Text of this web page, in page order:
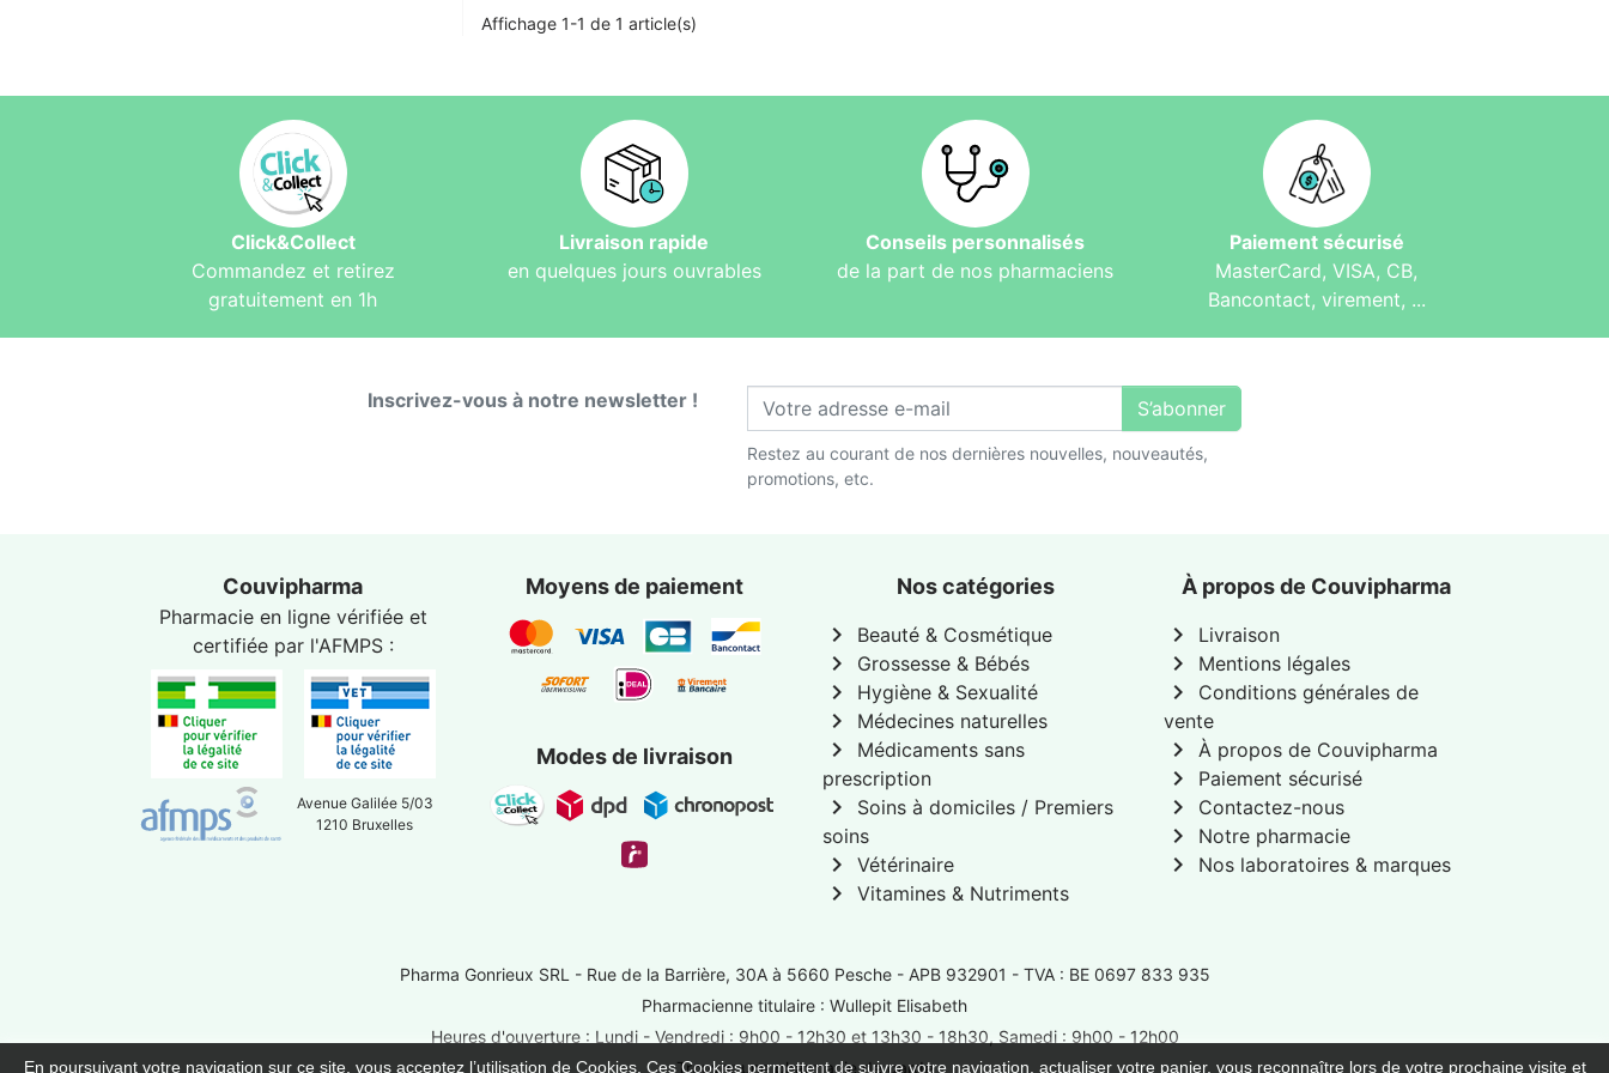
Affichage 1-1 de 1 article(s)
Click&Collect
Commandez et retirez
gratuitement en 1h
Livraison rapide
en quelques jours ouvrables
Conseils personnalisés
de la part de nos pharmaciens
Paiement sécurisé
MasterCard, VISA, CB,
Bancontact, virement, ...
Inscrivez-vous à notre newsletter ! S’abonner
Restez au courant de nos dernières nouvelles, nouveautés,
promotions, etc.
Couvipharma
Pharmacie en ligne vérifiée et
certifiée par l'AFMPS:
Avenue Galilée 5/03
1210 Bruxelles
Moyens de paiement
Modes de livraison
Nos catégories
chevron_right Beauté & Cosmétique
chevron_right Grossesse & Bébés
chevron_right Hygiène & Sexualité
chevron_right Médecines naturelles
chevron_right
Médicaments sans
prescription
chevron_right
Soins à domiciles / Premiers
soins
chevron_right Vétérinaire
chevron_right Vitamines & Nutriments
À propos de Couvipharma
chevron_right Livraison
chevron_right Mentions légales
chevron_right
Conditions générales de
vente
chevron_right À propos de Couvipharma
chevron_right Paiement sécurisé
chevron_right Contactez-nous
chevron_right Notre pharmacie
chevron_right Nos laboratoires & marques
En poursuivant votre navigation sur ce site, vous acceptez l’utilisation de Cookies. Ces Cookies permettent de suivre votre navigation, actualiser votre panier, vous reconnaître lors de votre prochaine visite et
Pharma Gonrieux SRL - Rue de la Barrière, 30A à 5660 Pesche- APB 932901 - TVA : BE 0697 833 935
Pharmacienne titulaire : Wullepit Elisabeth
Heures d'ouverture : Lundi - Vendredi : 9h00 - 12h30 et 13h30 - 18h30, Samedi : 9h00 - 12h00
Trouver une pharmacie de garde